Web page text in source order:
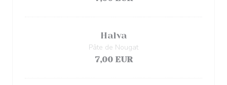
Halva
Pâte de Nougat
7,00 EUR